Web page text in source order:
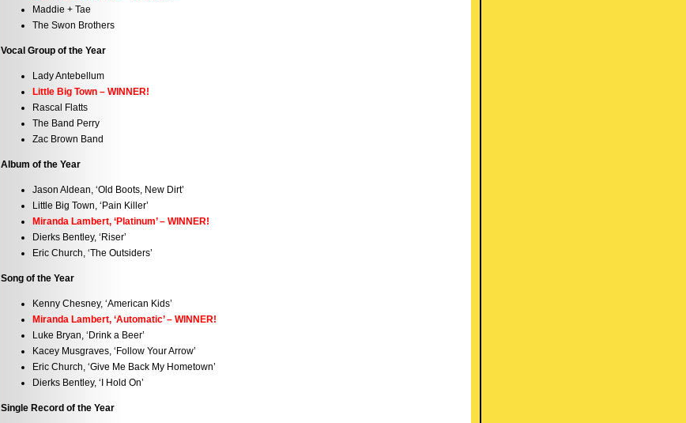
Maddie + Tae
The Swon Brothers
Vocal Group of the Year
Lady Antebellum
Little Big Town – WINNER!
Rascal Flatts
The Band Perry
Zac Brown Band
Album of the Year
Jason Aldean, ‘Old Boots, New Dirt’
Little Big Town, ‘Pain Killer’
Miranda Lambert, ‘Platinum’ – WINNER!
Dierks Bentley, ‘Riser’
Eric Church, ‘The Outsiders’
Song of the Year
Kenny Chesney, ‘American Kids’
Miranda Lambert, ‘Automatic’ – WINNER!
Luke Bryan, ‘Drink a Beer’
Kacey Musgraves, ‘Follow Your Arrow’
Eric Church, ‘Give Me Back My Hometown’
Dierks Bentley, ‘I Hold On’
Single Record of the Year